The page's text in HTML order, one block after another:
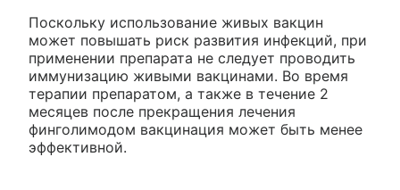
Поскольку использование живых вакцин
может повышать риск развития инфекций, при
применении препарата не следует проводить
иммунизацию живыми вакцинами. Во время
терапии препаратом, а также в течение 2
месяцев после прекращения лечения
финголимодом вакцинация может быть менее
эффективной.